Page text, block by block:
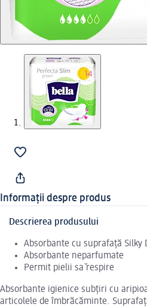
Informații despre produs
Descrierea produsului
Absorbante cu suprafaţă
Absorbante neparfumate
Permit pielii sǎ respire
Absorbante igienice subţiri cu
articolele de îmbrăcăminte.